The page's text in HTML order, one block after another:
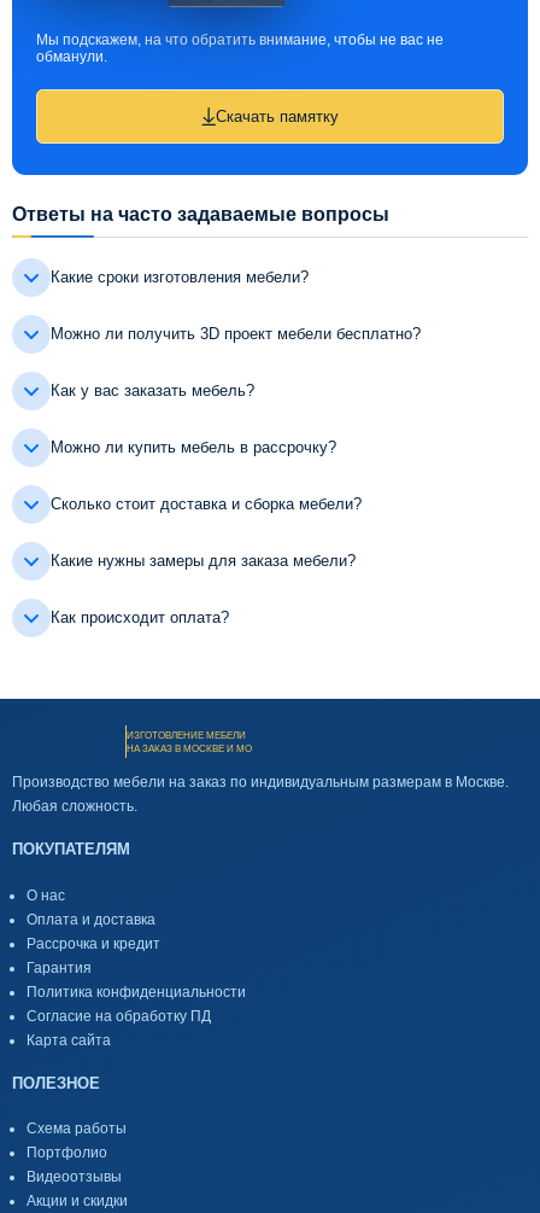
Мы подскажем, на что обратить внимание, чтобы не вас не
обманули.
Скачать памятку
Ответы на часто задаваемые вопросы
Какие сроки изготовления мебели?
Можно ли получить 3D проект мебели бесплатно?
Как у вас заказать мебель?
Можно ли купить мебель в рассрочку?
Сколько стоит доставка и сборка мебели?
Какие нужны замеры для заказа мебели?
Как происходит оплата?
ИЗГОТОВЛЕНИЕ МЕБЕЛИ
НА ЗАКАЗ В МОСКВЕ И МО
Производство мебели на заказ по индивидуальным размерам в Москве.
Любая сложность.
ПОКУПАТЕЛЯМ
О нас
Оплата и доставка
Рассрочка и кредит
Гарантия
Политика конфиденциальности
Согласие на обработку ПД
Карта сайта
ПОЛЕЗНОЕ
Схема работы
Портфолио
Видеоотзывы
Акции и скидки